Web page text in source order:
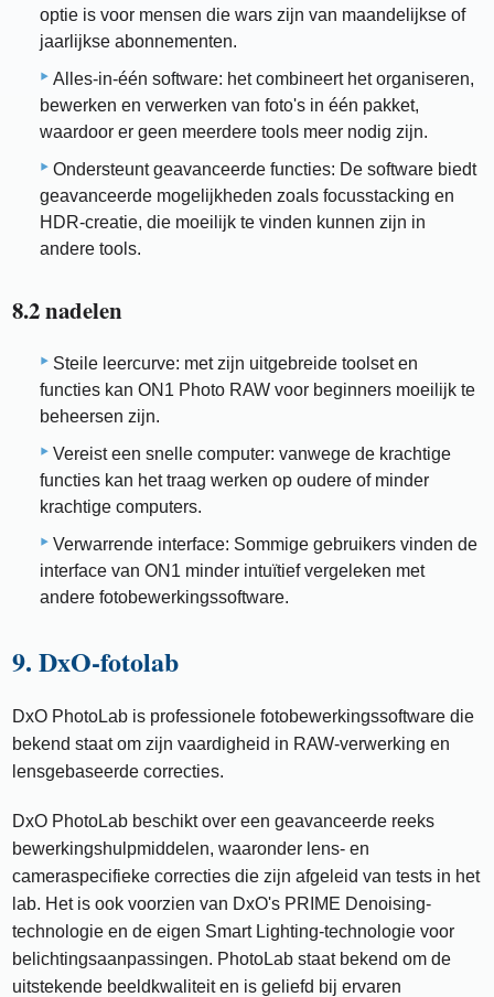
optie is voor mensen die wars zijn van maandelijkse of
jaarlijkse abonnementen.
Alles-in-één software: het combineert het organiseren,
bewerken en verwerken van foto's in één pakket,
waardoor er geen meerdere tools meer nodig zijn.
Ondersteunt geavanceerde functies: De software biedt
geavanceerde mogelijkheden zoals focusstacking en
HDR-creatie, die moeilijk te vinden kunnen zijn in
andere tools.
8.2 nadelen
Steile leercurve: met zijn uitgebreide toolset en
functies kan ON1 Photo RAW voor beginners moeilijk te
beheersen zijn.
Vereist een snelle computer: vanwege de krachtige
functies kan het traag werken op oudere of minder
krachtige computers.
Verwarrende interface: Sommige gebruikers vinden de
interface van ON1 minder intuïtief vergeleken met
andere fotobewerkingssoftware.
9. DxO-fotolab
DxO PhotoLab is professionele fotobewerkingssoftware die
bekend staat om zijn vaardigheid in RAW-verwerking en
lensgebaseerde correcties.
DxO PhotoLab beschikt over een geavanceerde reeks
bewerkingshulpmiddelen, waaronder lens- en
cameraspecifieke correcties die zijn afgeleid van tests in het
lab. Het is ook voorzien van DxO's PRIME Denoising-
technologie en de eigen Smart Lighting-technologie voor
belichtingsaanpassingen. PhotoLab staat bekend om de
uitstekende beeldkwaliteit en is geliefd bij ervaren